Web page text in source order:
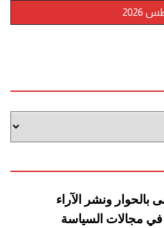
بالحوار ونشر الآراء
في مجالات السياسة